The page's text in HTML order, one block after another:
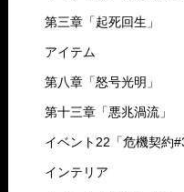
第三章「起死回生」
アイテム
第八章「怒号光明」
第十三章「悪兆渦流」
イベント22「危機契約
インテリア